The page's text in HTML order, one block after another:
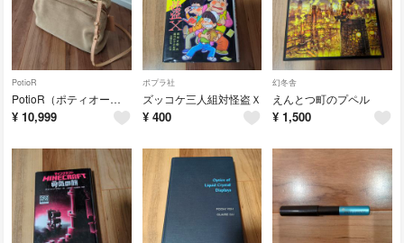
PotioR
PotioR（ポティオール）ショルダーバッグ ハンドバッグ ベージュ
¥ 10,999
ポプラ社
ズッコケ三人組対怪盗Ｘ
¥ 400
幻冬舎
えんとつ町のプペル
¥ 1,500